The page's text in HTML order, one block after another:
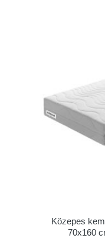
Közepes
70x160